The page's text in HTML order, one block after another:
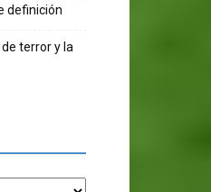
definición
terror y la